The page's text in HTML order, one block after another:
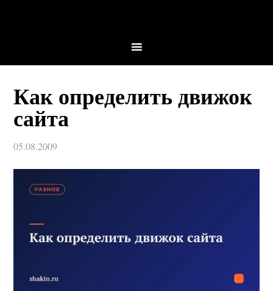
Как определить движок
сайта
05.08.2009